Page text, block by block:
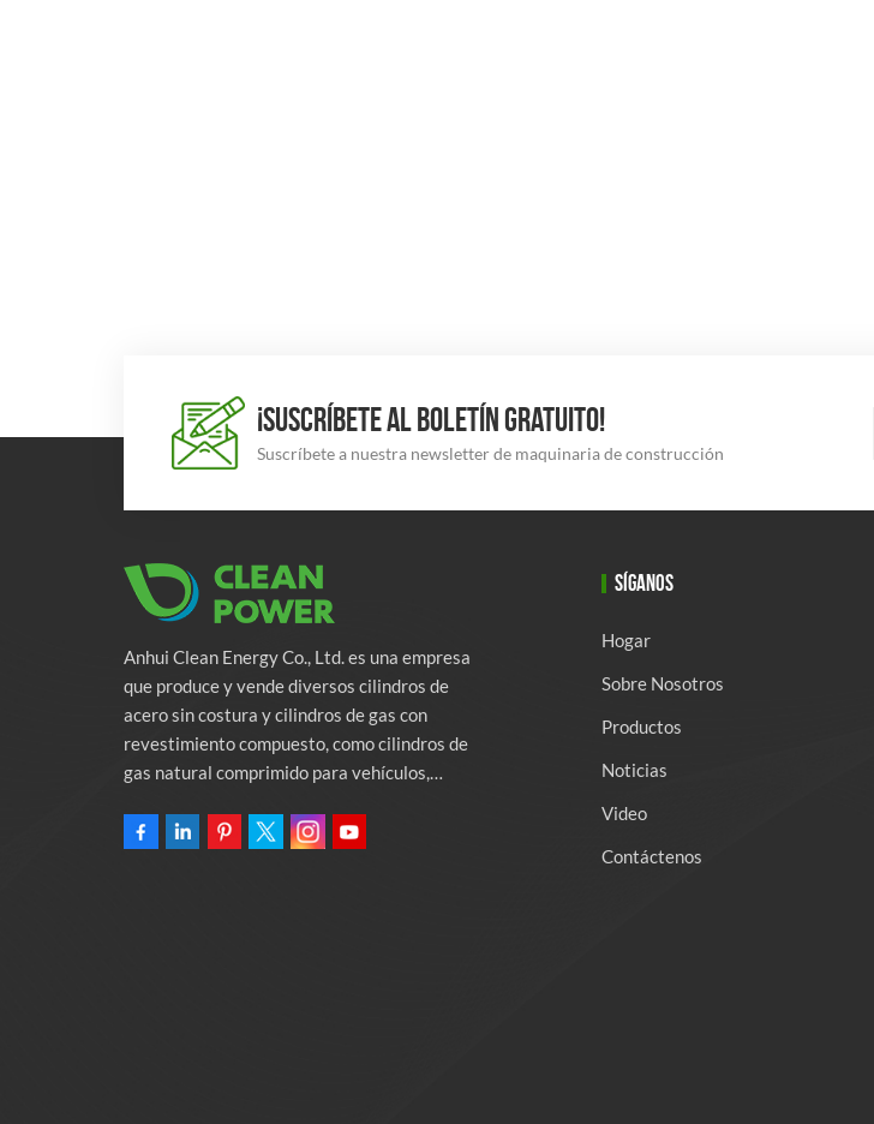
¡SUSCRÍBETE AL BOLETÍN GRATUITO!
Suscríbete a nuestra newsletter de maquinaria de construcción
Anhui Clean Energy Co., Ltd. es una empresa
que produce y vende diversos cilindros de
acero sin costura y cilindros de gas con
revestimiento compuesto, como cilindros de
gas natural comprimido para vehículos,
incendios. La empresa se compromete a
SÍGANOS
Hogar
Sobre Nosotros
Productos
Noticias
Video
Contáctenos